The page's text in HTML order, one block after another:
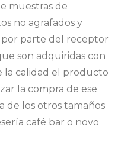
muestras de
no agrafados y
parte del receptor
son adquiridas con
la calidad el producto
la compra de ese
de los otros tamaños
café bar o novo